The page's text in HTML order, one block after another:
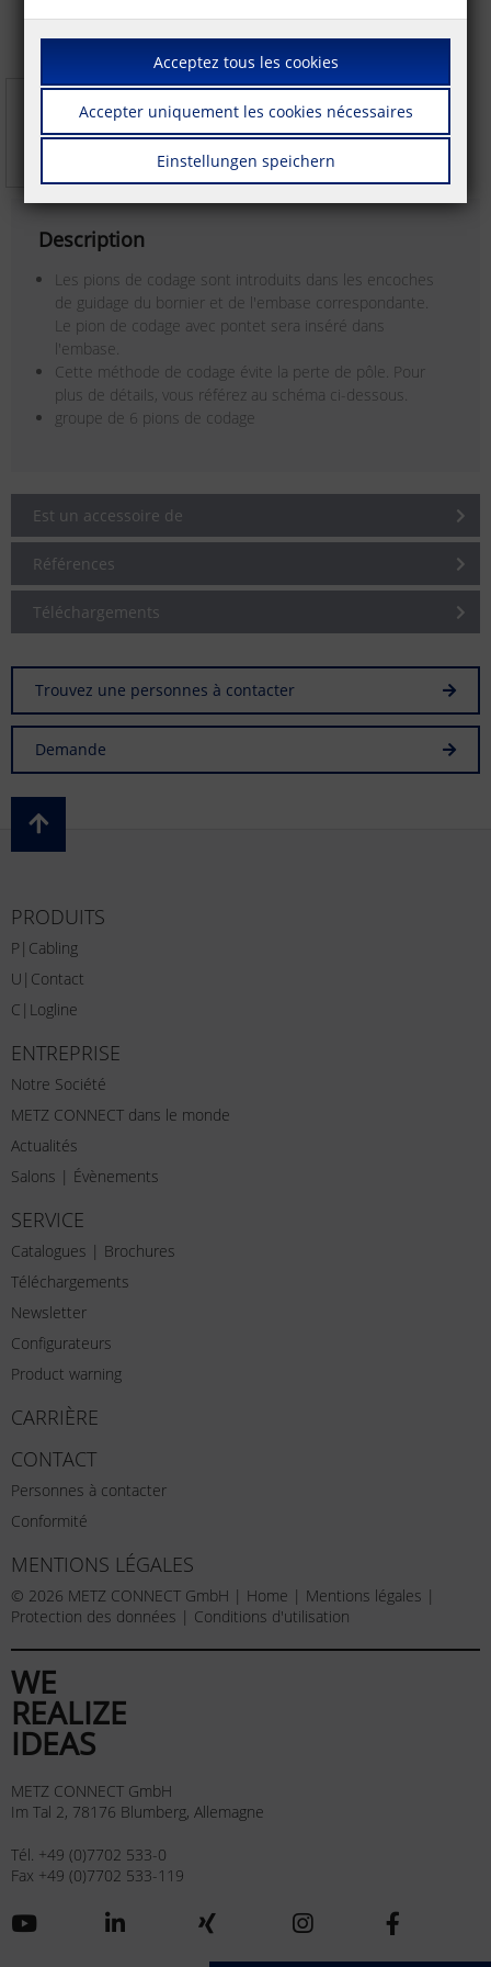
Description
Les pions de codage sont introduits dans les encoches
de guidage du bornier et de l'embase correspondante.
Le pion de codage avec pontet sera inséré dans
l'embase.
Cette méthode de codage évite la perte de pôle. Pour
plus de détails, vous référez au schéma ci-dessous.
groupe de 6 pions de codage
Est un accessoire de
Références
Téléchargements
Trouvez une personnes à contacter
Demande
PRODUITS
P|Cabling
U|Contact
C|Logline
ENTREPRISE
Notre Société
METZ CONNECT dans le monde
Actualités
Salons | Évènements
SERVICE
Catalogues | Brochures
Téléchargements
Newsletter
Configurateurs
Product warning
CARRIÈRE
CONTACT
Personnes à contacter
Conformité
MENTIONS LÉGALES
© 2026 METZ CONNECT GmbH | Home | Mentions légales |
Protection des données | Conditions d'utilisation
WE
REALIZE
IDEAS
METZ CONNECT GmbH
Im Tal 2, 78176 Blumberg, Allemagne
Tél. +49 (0)7702 533-0
Fax +49 (0)7702 533-119
Acceptez tous les cookies
Accepter uniquement les cookies nécessaires
Einstellungen speichern